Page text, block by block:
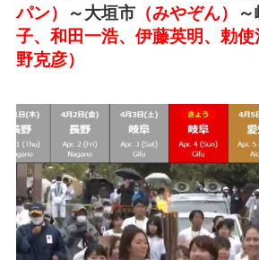
パン）
～大垣市（みやぞん）
子、和田一浩、伊藤英明、勅
野克彦）